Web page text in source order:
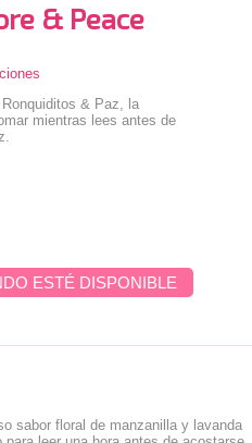
& Peace
& Paz, la
mientras lees antes de
ESTÉ DISPONIBLE
sabor floral de manzanilla y lavanda